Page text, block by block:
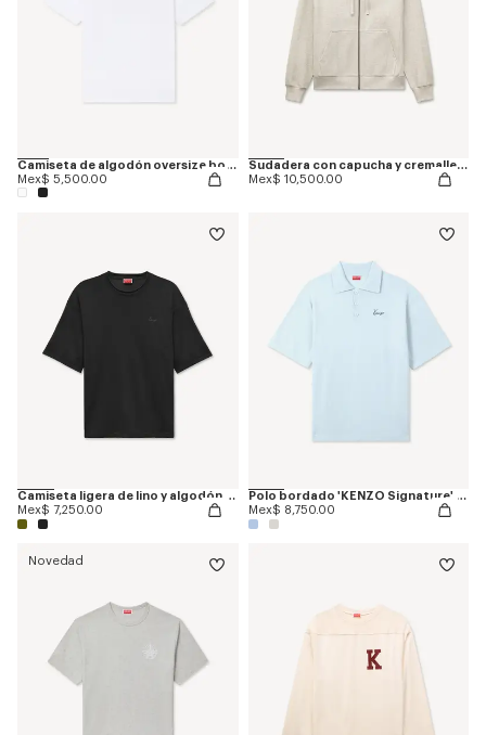
Camiseta de algodón oversize bordada 'Boke Flower 2.0'
Mex$ 5,500.00
Sudadera con capucha y cremallera de algodón con estampado de espiga 'KENZO Jumping Tiger'
Mex$ 10,500.00
Camiseta ligera de lino y algodón bordada 'KENZO Signature'
Mex$ 7,250.00
Polo bordado 'KENZO Signature' de lana merina
Mex$ 8,750.00
Novedad